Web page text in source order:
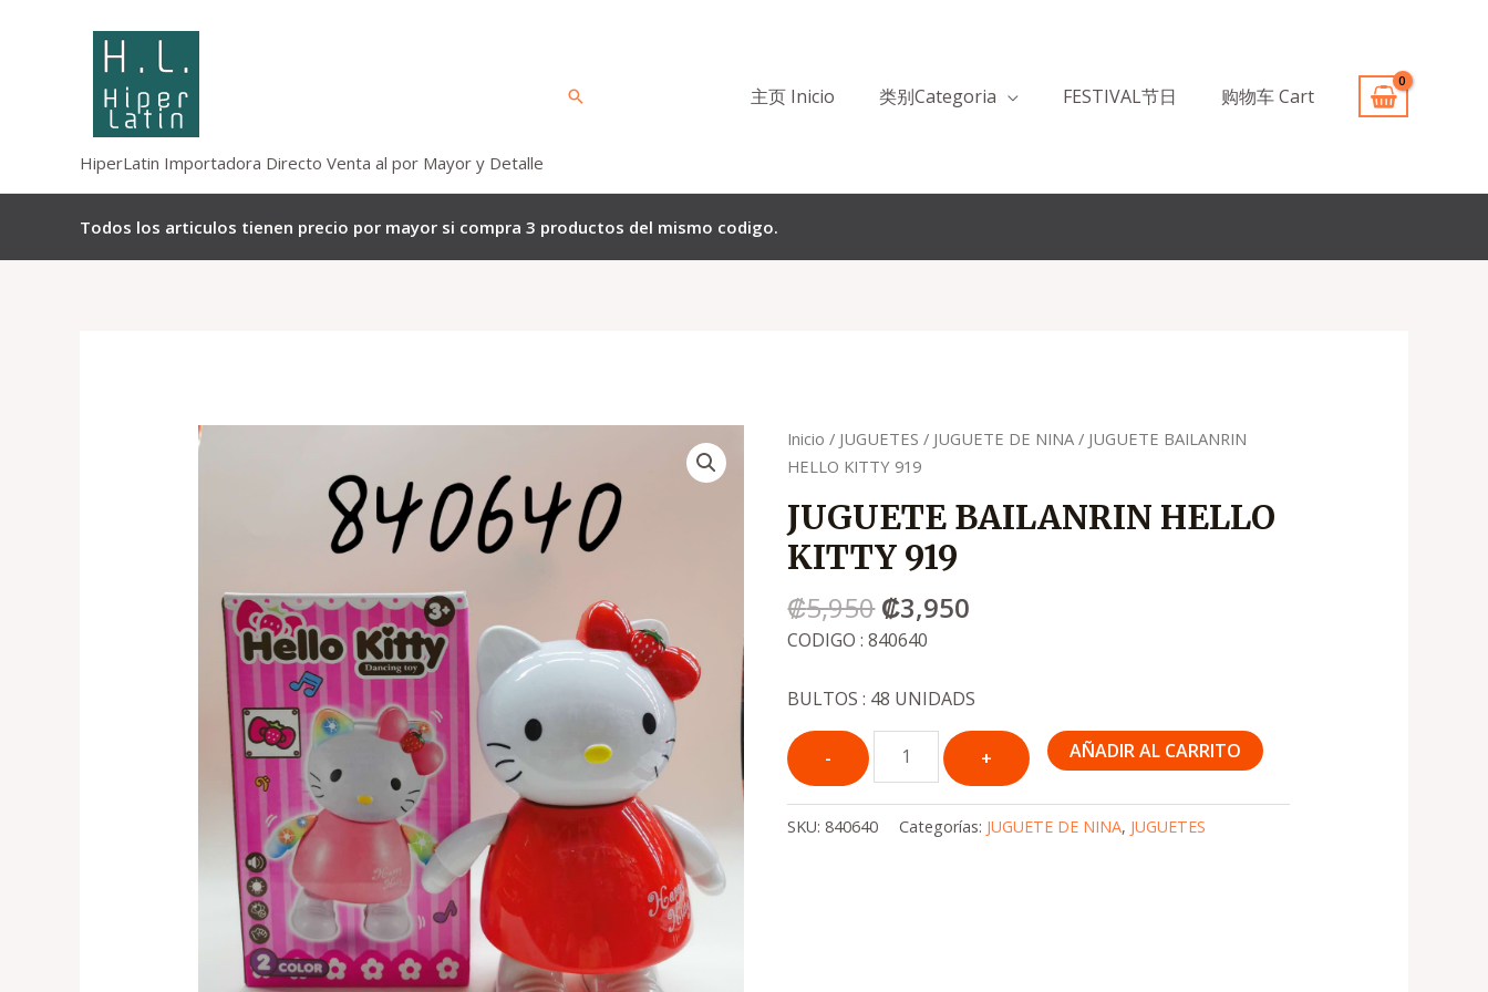
HiperLatin Importadora Directo Venta al por Mayor y Detalle
Buscar 主页 Inicio 类别Categoria FESTIVAL节日 购物车 Cart
Todos los articulos tienen precio por mayor si compra 3 productos del mismo codigo.
Inicio / JUGUETES / JUGUETE DE NINA / JUGUETE BAILANRIN
HELLO KITTY 919
JUGUETE BAILANRIN HELLO
KITTY 919
₡5,950
El
precio
era:
.
₡5,950
₡3,950
El
es:
CODIGO : 840640
BULTOS : 48 UNIDADS
Quantity
AÑADIR AL CARRITO
SKU:840640 Categorías: JUGUETE DE NINA, JUGUETES